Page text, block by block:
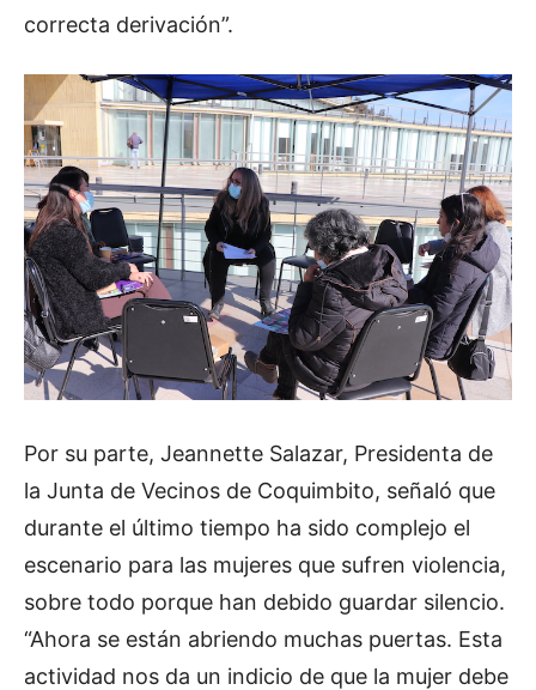
correcta derivación”.
Por su parte, Jeannette Salazar, Presidenta de
la Junta de Vecinos de Coquimbito, señaló que
durante el último tiempo ha sido complejo el
escenario para las mujeres que sufren violencia,
sobre todo porque han debido guardar silencio.
“Ahora se están abriendo muchas puertas. Esta
actividad nos da un indicio de que la mujer debe